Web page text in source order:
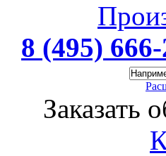
8 (495)
Заказать